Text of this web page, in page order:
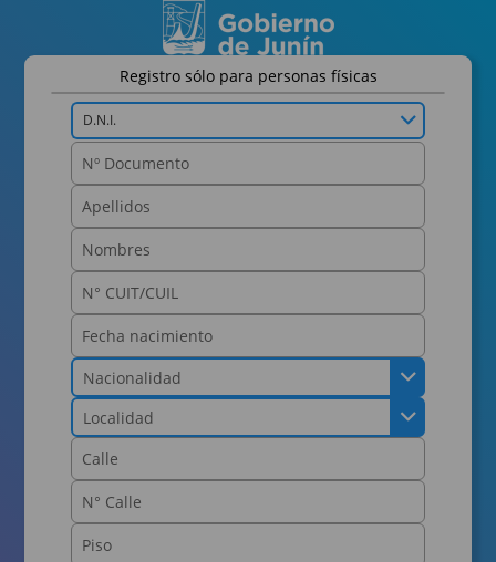
Registro sólo para personas físicas
D.N.I.